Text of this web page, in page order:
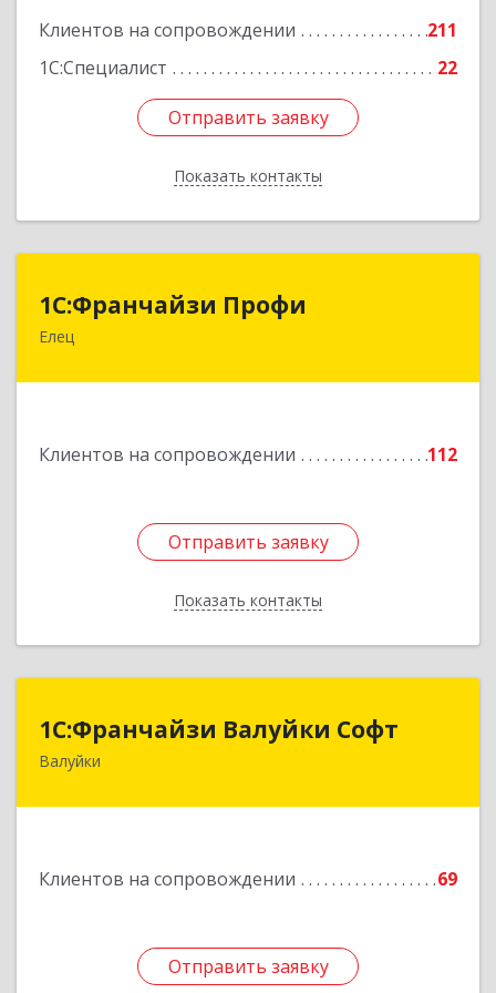
Клиентов на сопровождении
211
1С:Специалист
22
Отправить заявку
Показать контакты
Отправить заявку
Назад
1С:Франчайзи Профи
Елец
Клиентов на сопровождении 112
Отправить заявку
Показать контакты
1С:Франчайзи Профи
Отправить заявку
Назад
1С:Франчайзи Валуйки Софт
Валуйки
Клиентов на сопровождении 69
Отправить заявку
1С:Франчайзи Валуйки Софт
309996, Белгородская обл, Валуйки г, Горького,
Отправить заявку